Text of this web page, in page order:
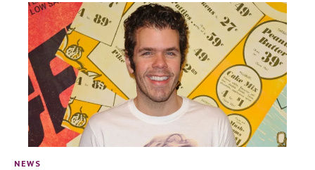
NEWS